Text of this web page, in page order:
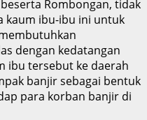
Rombongan, tidak
kaum ibu-ibu ini untuk
dengan kedatangan
ibu tersebut ke daerah
banjir sebagai bentuk
para korban banjir di